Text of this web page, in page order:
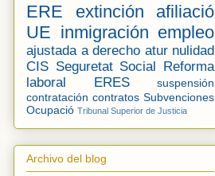
ERE extinción
afiliació
UE inmigración empleo
ajustada a derecho atur nulidad
CIS Seguretat Social Reforma
laboral
ERES
suspensión
contratación contratos Subvenciones
Ocupació Tribunal Superior de Justicia
Archivo del blog